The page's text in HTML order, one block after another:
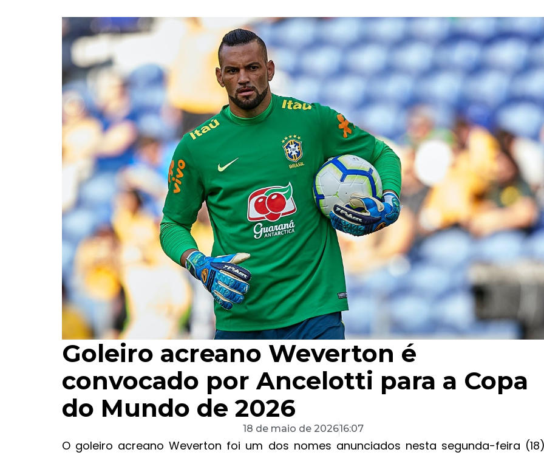
Goleiro acreano Weverton é
convocado por Ancelotti para a Copa
do Mundo de 2026
18 de maio de 202616:07
O goleiro acreano Weverton foi um dos nomes anunciados nesta segunda-feira